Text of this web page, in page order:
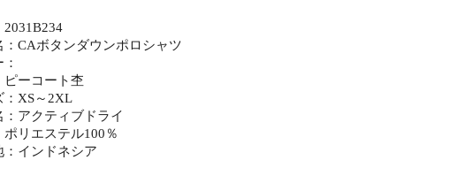
2031B234
：CAボタンダウンポロシャツ
ーコート杢
：XS～2XL
：アクティブドライ
ポリエステル100％
：インドネシア